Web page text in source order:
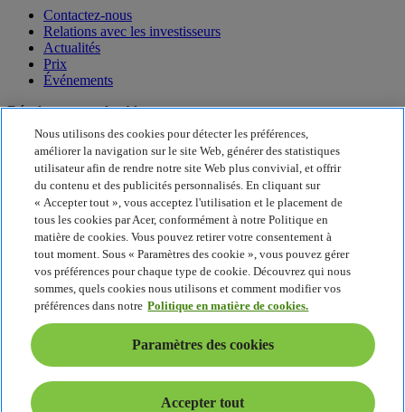
Contactez-nous
Relations avec les investisseurs
Actualités
Prix
Événements
Développement durable
Développement durable
Responsabilité sociale de l'entreprise
Empreinte carbone du produit
Project Humanity
Earthion
Politique de confidentialité
Politique en matière de cookies
Mentions légales
Informations légales supplémentaires
Politique en matière d'accessibilité
Paramètres des cookies
Suisse - Français
© 2026 Acer Inc. Intel, le logo Intel, Intel Inside, Intel Core et Core
Inside sont des marques commerciales d'Intel Corporation ou ses
Nous utilisons des cookies pour détecter les préférences,
améliorer la navigation sur le site Web, générer des statistiques
utilisateur afin de rendre notre site Web plus convivial, et offrir
du contenu et des publicités personnalisés. En cliquant sur
« Accepter tout », vous acceptez l'utilisation et le placement de
tous les cookies par Acer, conformément à notre Politique en
matière de cookies. Vous pouvez retirer votre consentement à
tout moment. Sous « Paramètres des cookie », vous pouvez gérer
vos préférences pour chaque type de cookie. Découvrez qui nous
sommes, quels cookies nous utilisons et comment modifier vos
préférences dans notre Politique en matière de cookies.
Paramètres des cookies
Accepter tout